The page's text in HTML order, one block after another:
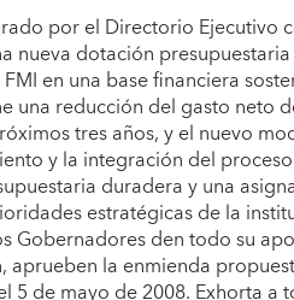
por el Directorio Ejecutivo
nueva dotación
en una base financiera
una reducción del gasto neto
tres años, y el nuevo
y la integración del
duradera y una
estratégicas de la
Gobernadores den todo su
aprueben la enmienda
5 de mayo de 2008. Exhorta a